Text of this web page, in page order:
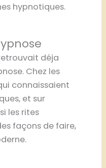
hypnotiques.
déja
Chez les
connaissaient
et sur
les rites
façons de faire,